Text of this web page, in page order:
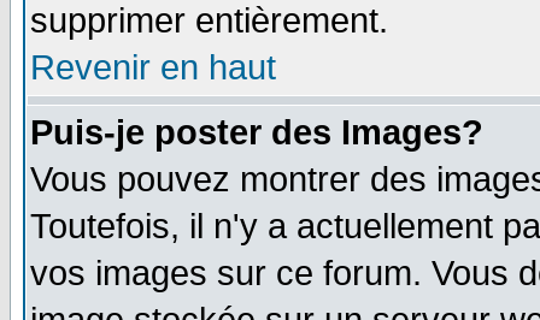
supprimer entièrement.
Revenir en haut
Puis-je poster des Images?
Vous pouvez montrer des
Toutefois, il n'y a actuellement
vos images sur ce forum. Vous